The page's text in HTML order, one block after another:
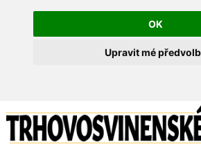
OK
Upravit mé